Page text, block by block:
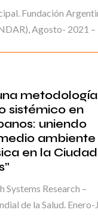
Fundación
Agosto- 2021 –
sistémico en
uniendo
ambiente
en la
Research –
de la Salud. Enero-